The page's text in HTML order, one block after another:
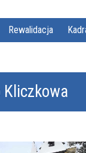
Rewalidacja
Kliczkowa